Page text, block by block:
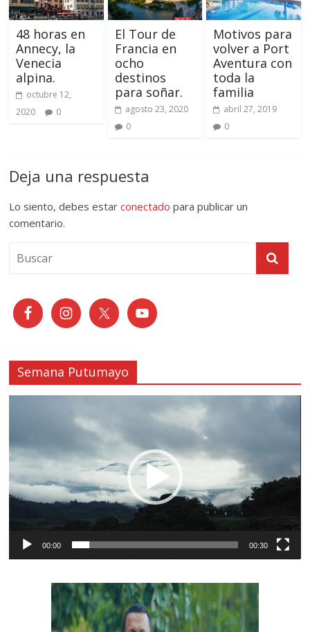
48 horas en
Annecy, la
Venecia
alpina.
octubre 12,
2020
0
El Tour de
Francia en
ocho
destinos
para soñar.
agosto 23, 2020
0
Motivos para
volver a Port
Aventura con
toda la
familia
abril 27, 2019
0
Deja una respuesta
Lo siento, debes estarconectado para publicar un
comentario.
Semana Putumayo
00:00 00:30